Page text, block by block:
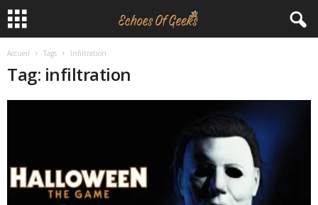
Accueil Tags Infiltration
Tag: infiltration